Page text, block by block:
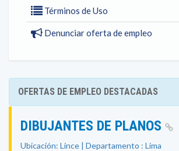
Términos de Uso
Denunciar oferta de empleo
OFERTAS DE EMPLEO DESTACADAS
DIBUJANTES DE PLANOS
Ubicación: Lince | Departamento : Lima